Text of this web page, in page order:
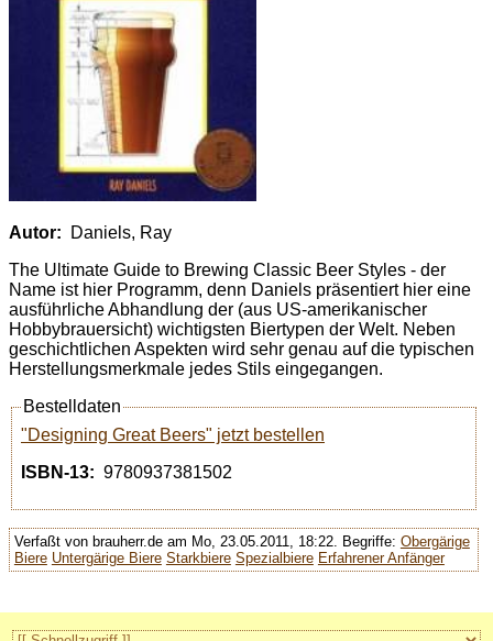
Autor:
Daniels, Ray
The Ultimate Guide to Brewing Classic Beer Styles - der
Name ist hier Programm, denn Daniels präsentiert hier eine
ausführliche Abhandlung der (aus US-amerikanischer
Hobbybrauersicht) wichtigsten Biertypen der Welt. Neben
geschichtlichen Aspekten wird sehr genau auf die typischen
Herstellungsmerkmale jedes Stils eingegangen.
Bestelldaten
"Designing Great Beers" jetzt bestellen
ISBN-13: 9780937381502
Verfaßt von brauherr.de am Mo, 23.05.2011, 18:22. Begriffe: Obergärige
Biere Untergärige Biere Starkbiere Spezialbiere Erfahrener Anfänger